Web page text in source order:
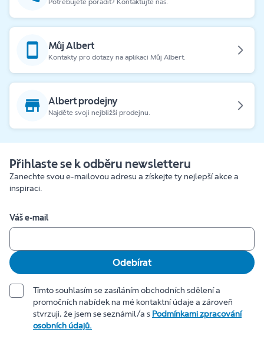
Můj Albert
Kontakty pro dotazy na aplikaci Můj Albert.
Albert prodejny
Najděte svoji nejbližší prodejnu.
Přihlaste se k odběru newsletteru
Zanechte svou e-mailovou adresu a získejte ty nejlepší akce a
inspiraci.
Váš e-mail
Odebírat
Tímto souhlasím se zasíláním obchodních sdělení a
promočních nabídek na mé kontaktní údaje a zároveň
stvrzuji, že jsem se seznámil/a s Podmínkami zpracování
osobních údajů.